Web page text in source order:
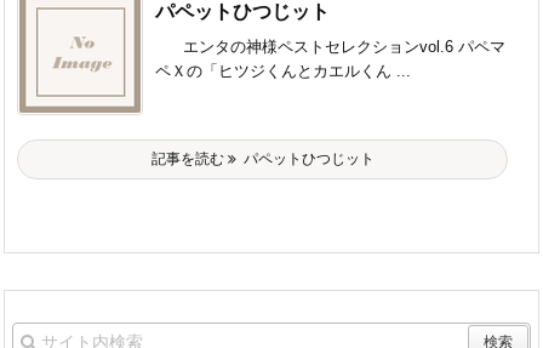
パペットひつじット
エンタの神様ペストセレクションvol.6 パペマ
ペＸの「ヒツジくんとカエルくん ...
記事を読む パペットひつじット